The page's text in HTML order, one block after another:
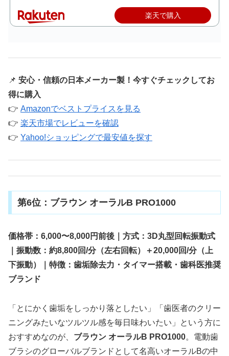
楽天で購入
📌 安心・信頼の日本メーカー製！今すぐチェックしてお
得に購入
👉 Amazonでベストプライスを見る
👉 楽天市場でレビューを確認
👉 Yahoo!ショッピングで最安値を探す
第6位：ブラウン オーラルB PRO1000
価格帯：6,000〜8,000円前後｜方式：3D丸型回転振動式
｜振動数：約8,800回/分（左右回転）＋20,000回/分（上
下振動）｜特徴：歯垢除去力・タイマー搭載・歯科医推奨
ブランド
「とにかく歯垢をしっかり落としたい」「歯医者のクリー
ニングみたいなツルツル感を毎日味わいたい」という方に
おすすめなのが、 ブラウン オーラルB PRO1000。電動歯
ブラシのグローバルブランドとして名高いオーラルBの中